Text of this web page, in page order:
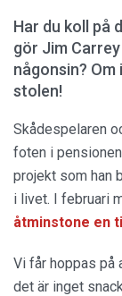
Har du koll på
gör Jim
någonsin?
stolen!
Skådespelaren
foten i
projekt som han
i livet. I februari
åtminstone en
Vi får hoppas på
det är inget